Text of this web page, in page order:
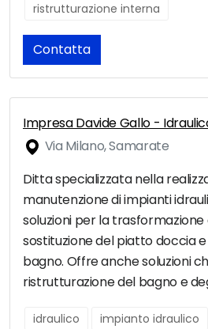
ristrutturazione interna
Contatta
Impresa Davide Gallo -
Via Milano, Samarate
Ditta specializzata nella
manutenzione di impianti
soluzioni per la trasformazione
sostituzione del piatto doccia
bagno. Offre anche soluzioni
ristrutturazione del bagno e
idraulico impianto idraulico